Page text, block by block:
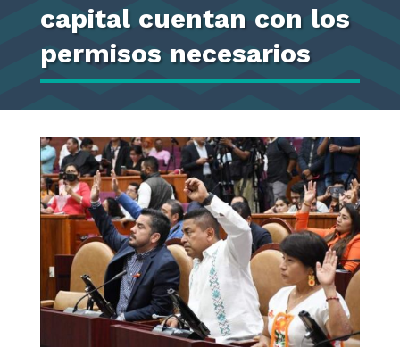
capital cuentan con los
permisos necesarios